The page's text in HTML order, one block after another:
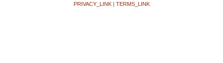
PRIVACY_LINK| TERMS_LINK